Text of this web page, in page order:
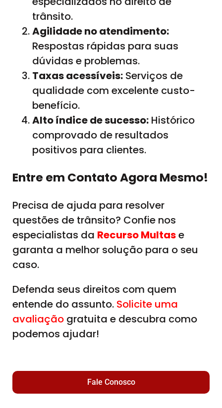
trânsito.
Agilidade no atendimento:
Respostas rápidas para suas
dúvidas e problemas.
Taxas acessíveis: Serviços de
qualidade com excelente custo-
benefício.
Alto índice de sucesso: Histórico
comprovado de resultados
positivos para clientes.
Entre em Contato Agora Mesmo!
Precisa de ajuda para resolver
questões de trânsito? Confie nos
especialistas da Recurso Multase
garanta a melhor solução para o seu
caso.
Defenda seus direitos com quem
entende do assunto. Solicite uma
avaliação gratuita e descubra como
podemos ajudar!
Fale Conosco